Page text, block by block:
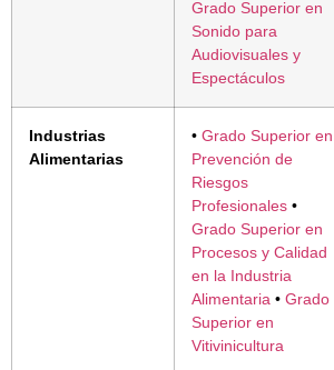
Grado Superior en
Sonido para
Audiovisuales y
Espectáculos
Industrias
Alimentarias
• Grado Superior en
Prevención de
Riesgos
Profesionales •
Grado Superior en
Procesos y Calidad
en la Industria
Alimentaria • Grado
Superior en
Vitivinicultura